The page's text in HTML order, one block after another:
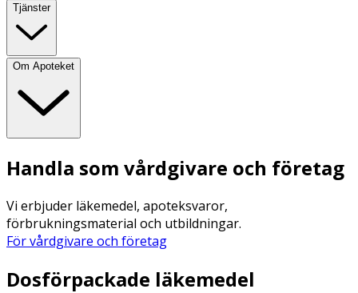
Tjänster
Om Apoteket
Handla som vårdgivare och företag
Vi erbjuder läkemedel, apoteksvaror,
förbrukningsmaterial och utbildningar.
För vårdgivare och företag
Dosförpackade läkemedel